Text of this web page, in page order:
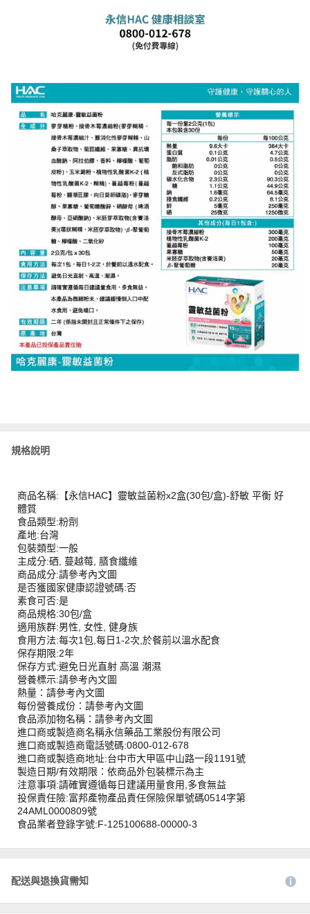
規格說明
商品名稱:【永信HAC】靈敏益菌粉x2盒(30包/盒)-舒敏 平衡 好
體質
食品類型:粉劑
產地:台灣
包裝類型:一般
主成分:硒, 蔓越莓, 膳食纖維
商品成分:請參考內文圖
是否獲國家健康認證號碼:否
素食可否:是
商品規格:30包/盒
適用族群:男性, 女性, 健身族
食用方法:每次1包,每日1-2次,於餐前以溫水配食
保存期限:2年
保存方式:避免日光直射 高溫 潮濕
營養標示:請參考內文圖
熱量：請參考內文圖
每份營養成份：請參考內文圖
食品添加物名稱：請參考內文圖
進口商或製造商名稱永信藥品工業股份有限公司
進口商或製造商電話號碼:0800-012-678
進口商或製造商地址:台中市大甲區中山路一段1191號
製造日期/有效期限：依商品外包裝標示為主
注意事項:請確實遵循每日建議用量食用,多食無益
投保責任險:富邦產物產品責任保險保單號碼0514字第
24AML0000809號
食品業者登錄字號:F-125100688-00000-3
配送與退換貨需知